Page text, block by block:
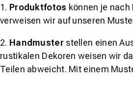
1. Produktfotos können je
verweisen wir auf unseren
2. Handmuster stellen einen
rustikalen Dekoren weisen wir
Teilen abweicht. Mit einem